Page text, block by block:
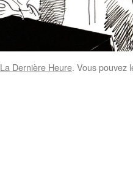
La Dernière Heure. Vous pouvez